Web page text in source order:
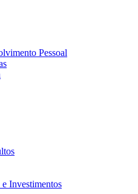
Pessoal
Investimentos